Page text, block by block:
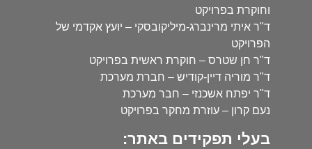
וחוקרת בפרויקט
ד"ר איתי מרינברג-מיליקובסקי – יועץ אקדמי של
הפרויקט
ד"ר חן שטרס – חוקרת ראשית בפרויקט
ד"ר מוריה דיין-קודיש – חברת מערכת
ד"ר יפתח אשכנזי – חבר מערכת
נעם קרון – עוזרת מחקר בפרויקט
בעלי תפקידים באתר: